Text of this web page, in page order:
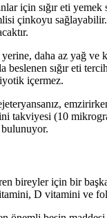
için sığır eti yemek
çinkoyu
yerine, daha az yağ ve
beslenen sığır eti
içermez.
takviyesi (10
bireyler için bir
D vitamini ve